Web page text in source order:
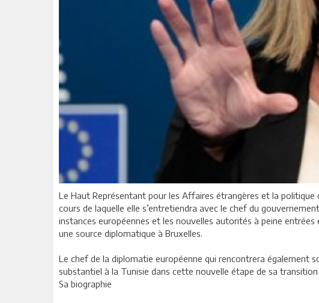
Le Haut Représentant pour les Affaires étrangères et la
cours de laquelle elle s’entretiendra avec le chef du
instances européennes et les nouvelles autorités à peine
une source diplomatique à Bruxelles.
Le chef de la diplomatie européenne qui rencontrera également
substantiel à la Tunisie dans cette nouvelle étape de sa
Sa biographie